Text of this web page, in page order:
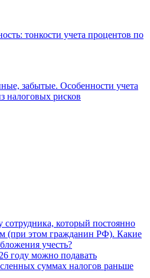
тонкости учета процентов по
забытые. Особенности учета
налоговых рисков
который постоянно
(при этом гражданин РФ). Какие
учесть?
году можно подавать
суммах налогов раньше